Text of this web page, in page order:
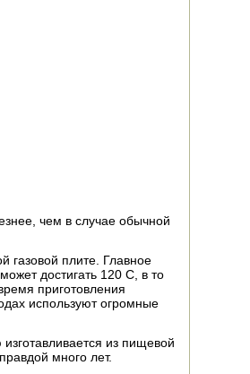
чем в случае обычной
газовой плите. Главное
достигать 120 С, в то
приготовления
используют огромные
из пищевой
много лет.